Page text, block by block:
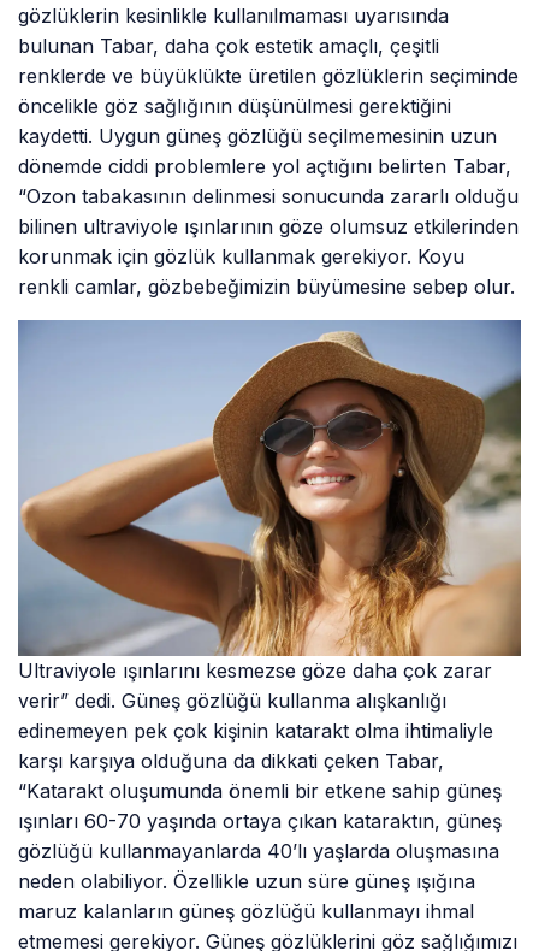
gözlüklerin kesinlikle kullanılmaması uyarısında
bulunan Tabar, daha çok estetik amaçlı, çeşitli
renklerde ve büyüklükte üretilen gözlüklerin seçiminde
öncelikle göz sağlığının düşünülmesi gerektiğini
kaydetti. Uygun güneş gözlüğü seçilmemesinin uzun
dönemde ciddi problemlere yol açtığını belirten Tabar,
“Ozon tabakasının delinmesi sonucunda zararlı olduğu
bilinen ultraviyole ışınlarının göze olumsuz etkilerinden
korunmak için gözlük kullanmak gerekiyor. Koyu
renkli camlar, gözbebeğimizin büyümesine sebep olur.
Ultraviyole ışınlarını kesmezse göze daha çok zarar
verir” dedi. Güneş gözlüğü kullanma alışkanlığı
edinemeyen pek çok kişinin katarakt olma ihtimaliyle
karşı karşıya olduğuna da dikkati çeken Tabar,
“Katarakt oluşumunda önemli bir etkene sahip güneş
ışınları 60-70 yaşında ortaya çıkan kataraktın, güneş
gözlüğü kullanmayanlarda 40’lı yaşlarda oluşmasına
neden olabiliyor. Özellikle uzun süre güneş ışığına
maruz kalanların güneş gözlüğü kullanmayı ihmal
etmemesi gerekiyor. Güneş gözlüklerini göz sağlığımızı